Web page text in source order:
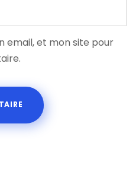
email, et mon site pour